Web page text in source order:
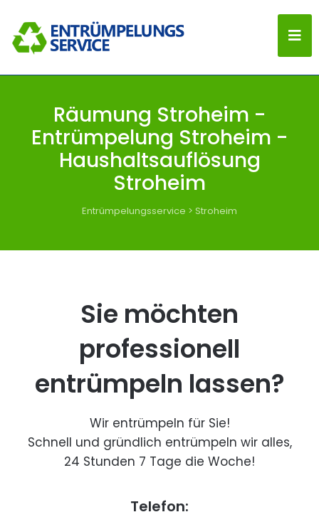
Räumung Stroheim -
Entrümpelung Stroheim -
Haushaltsauflösung
Stroheim
Entrümpelungsservice > Stroheim
Sie möchten
professionell
entrümpeln lassen?
Wir entrümpeln für Sie!
Schnell und gründlich entrümpeln wir alles,
24 Stunden 7 Tage die Woche!
Telefon: